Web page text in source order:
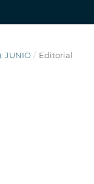
JUNIO / Editorial